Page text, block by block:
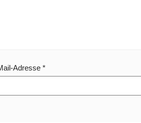
Adresse*